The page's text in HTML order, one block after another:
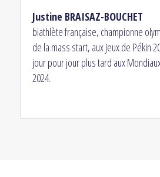
Justine BRAISAZ-BOUCHET
biathlète française, championne
de la mass start, aux Jeux de Pékin
jour pour jour plus tard aux
2024.